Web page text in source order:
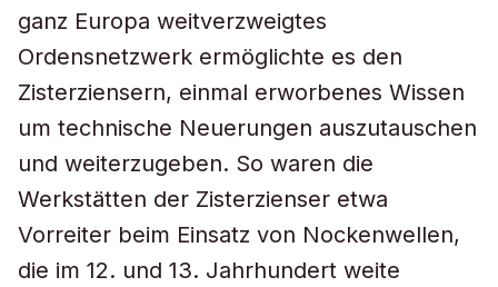
ganz Europa weitverzweigtes
Ordensnetzwerk ermöglichte es den
Zisterziensern, einmal erworbenes Wissen
um technische Neuerungen auszutauschen
und weiterzugeben. So waren die
Werkstätten der Zisterzienser etwa
Vorreiter beim Einsatz von Nockenwellen,
die im 12. und 13. Jahrhundert weite